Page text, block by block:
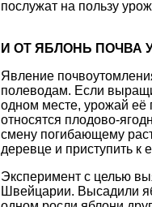
послужат на пользу
И ОТ ЯБЛОНЬ ПОЧВА
Явление
полеводам. Если
одном месте, урожай её
относятся плодово-
смену погибающему
деревце и приступить к
Эксперимент с целью
Швейцарии. Высадили